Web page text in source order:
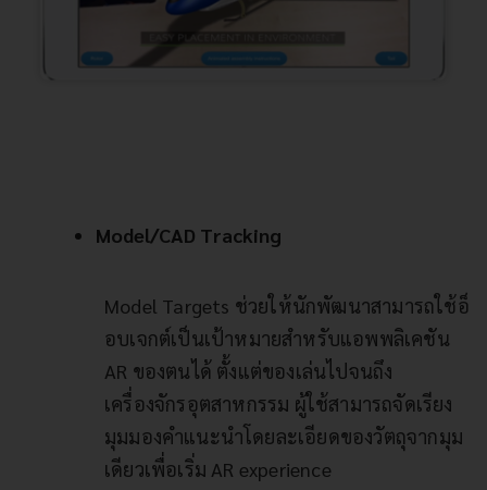
Model/CAD Tracking
Model Targets ช่วยให้นักพัฒนาสามารถใช้อ็
อบเจกต์เป็นเป้าหมายสำหรับแอพพลิเคชัน
AR ของตนได้ ตั้งแต่ของเล่นไปจนถึง
เครื่องจักรอุตสาหกรรม ผู้ใช้สามารถจัดเรียง
มุมมองคำแนะนำโดยละเอียดของวัตถุจากมุม
เดียวเพื่อเริ่ม AR experience